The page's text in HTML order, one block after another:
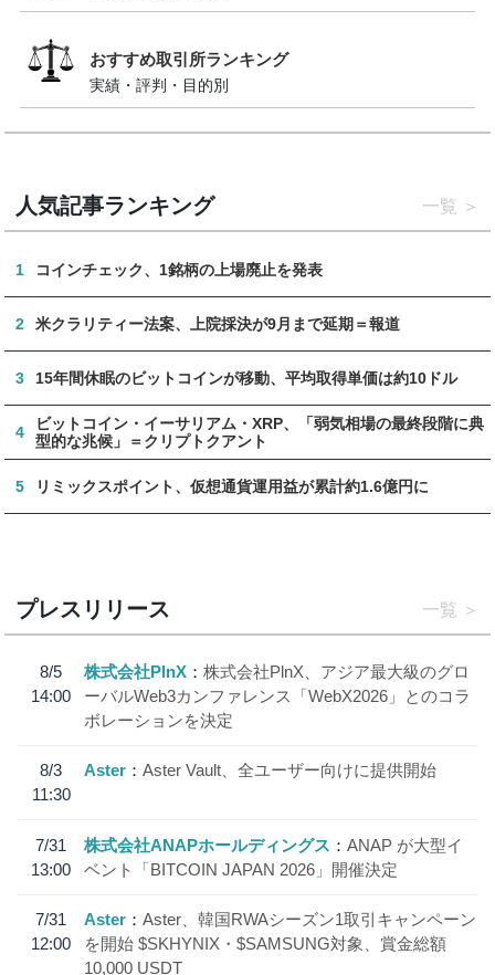
おすすめ取引所ランキング
実績・評判・目的別
人気記事ランキング 一覧
1 コインチェック、1銘柄の上場廃止を発表
2 米クラリティー法案、上院採決が9月まで延期＝報道
3 15年間休眠のビットコインが移動、平均取得単価は約10ドル
4
ビットコイン・イーサリアム・XRP、「弱気相場の最終段階に典
型的な兆候」＝クリプトクアント
5 リミックスポイント、仮想通貨運用益が累計約1.6億円に
プレスリリース 一覧
8/5
14:00
株式会社PlnX
株式会社PlnX、アジア最大級のグロ
ーバルWeb3カンファレンス「WebX2026」とのコラ
ボレーションを決定
8/3
11:30
Aster Aster Vault、全ユーザー向けに提供開始
7/31
13:00
株式会社ANAPホールディングス
ANAP が大型イ
ベント「BITCOIN JAPAN 2026」開催決定
7/31
12:00
Aster
Aster、韓国RWAシーズン1取引キャンペーン
を開始 $SKHYNIX・$SAMSUNG対象、賞金総額
10,000 USDT